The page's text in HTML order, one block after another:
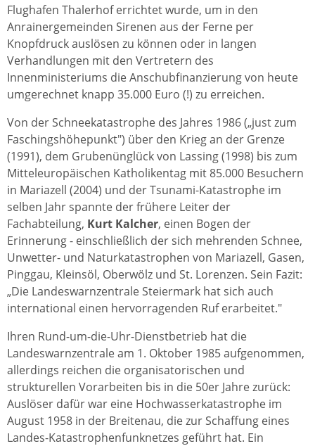
Flughafen Thalerhof errichtet wurde, um in den
Anrainergemeinden Sirenen aus der Ferne per
Knopfdruck auslösen zu können oder in langen
Verhandlungen mit den Vertretern des
Innenministeriums die Anschubfinanzierung von heute
umgerechnet knapp 35.000 Euro (!) zu erreichen.
Von der Schneekatastrophe des Jahres 1986 („just zum
Faschingshöhepunkt") über den Krieg an der Grenze
(1991), dem Grubenünglück von Lassing (1998) bis zum
Mitteleuropäischen Katholikentag mit 85.000 Besuchern
in Mariazell (2004) und der Tsunami-Katastrophe im
selben Jahr spannte der frühere Leiter der
Fachabteilung, Kurt Kalcher, einen Bogen der
Erinnerung - einschließlich der sich mehrenden Schnee,
Unwetter- und Naturkatastrophen von Mariazell, Gasen,
Pinggau, Kleinsöl, Oberwölz und St. Lorenzen. Sein Fazit:
„Die Landeswarnzentrale Steiermark hat sich auch
international einen hervorragenden Ruf erarbeitet."
Ihren Rund-um-die-Uhr-Dienstbetrieb hat die
Landeswarnzentrale am 1. Oktober 1985 aufgenommen,
allerdings reichen die organisatorischen und
strukturellen Vorarbeiten bis in die 50er Jahre zurück:
Auslöser dafür war eine Hochwasserkatastrophe im
August 1958 in der Breitenau, die zur Schaffung eines
Landes-Katastrophenfunknetzes geführt hat. Ein